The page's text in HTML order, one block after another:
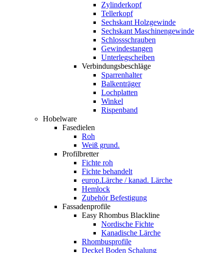
Zylinderkopf
Tellerkopf
Sechskant Holzgewinde
Sechskant Maschinengewinde
Schlossschrauben
Gewindestangen
Unterlegscheiben
Verbindungsbeschläge
Sparrenhalter
Balkenträger
Lochplatten
Winkel
Rispenband
Hobelware
Fasedielen
Roh
Weiß grund.
Profilbretter
Fichte roh
Fichte behandelt
europ.Lärche / kanad. Lärche
Hemlock
Zubehör Befestigung
Fassadenprofile
Easy Rhombus Blackline
Nordische Fichte
Kanadische Lärche
Rhombusprofile
Deckel Boden Schalung